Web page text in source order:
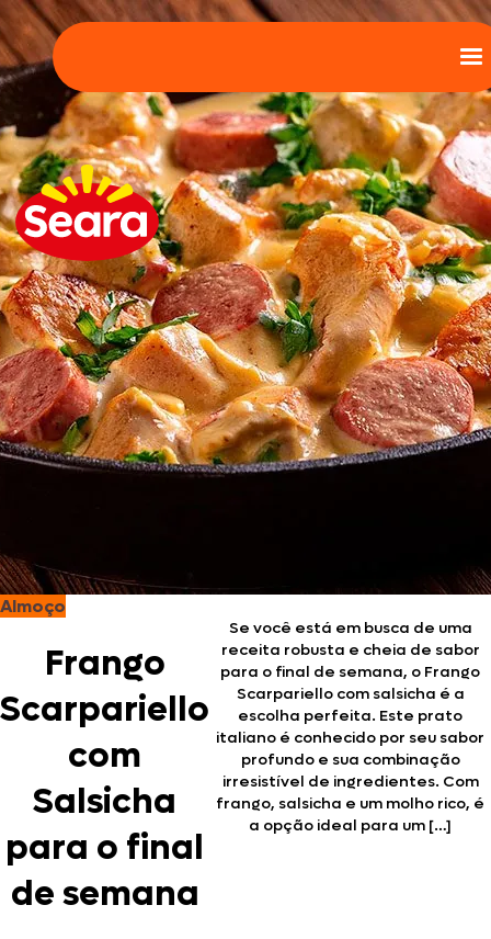
Almoço
Frango
Scarpariello
com
Salsicha
para o final
de semana
Se você está em busca de uma
receita robusta e cheia de sabor
para o final de semana, o Frango
Scarpariello com salsicha é a
escolha perfeita. Este prato
italiano é conhecido por seu sabor
profundo e sua combinação
irresistível de ingredientes. Com
frango, salsicha e um molho rico, é
a opção ideal para um […]